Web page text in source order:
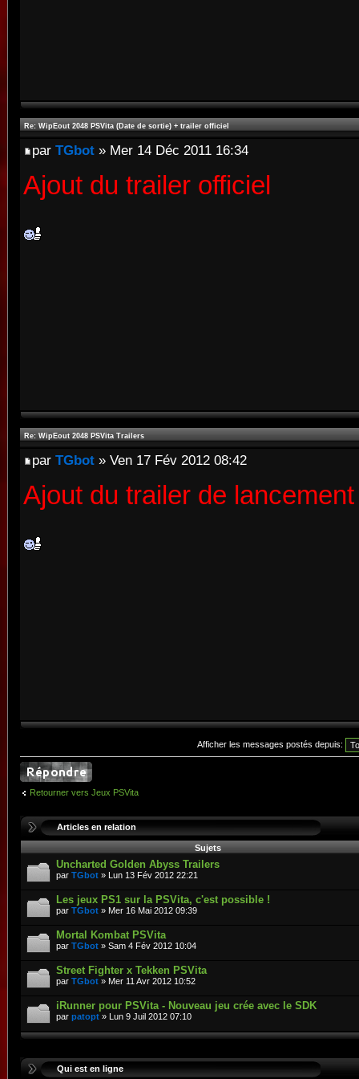
Re: WipEout 2048 PSVita (Date de sortie) + trailer officiel
par TGbot » Mer 14 Déc 2011 16:34
Ajout du trailer officiel
Re: WipEout 2048 PSVita Trailers
par TGbot » Ven 17 Fév 2012 08:42
Ajout du trailer de lancement
Afficher les messages postés depuis:
Retourner vers Jeux PSVita
Articles en relation
Sujets
Uncharted Golden Abyss Trailers
par TGbot » Lun 13 Fév 2012 22:21
Les jeux PS1 sur la PSVita, c'est possible !
par TGbot » Mer 16 Mai 2012 09:39
Mortal Kombat PSVita
par TGbot » Sam 4 Fév 2012 10:04
Street Fighter x Tekken PSVita
par TGbot » Mer 11 Avr 2012 10:52
iRunner pour PSVita - Nouveau jeu crée avec le SDK
par patopt » Lun 9 Juil 2012 07:10
Qui est en ligne